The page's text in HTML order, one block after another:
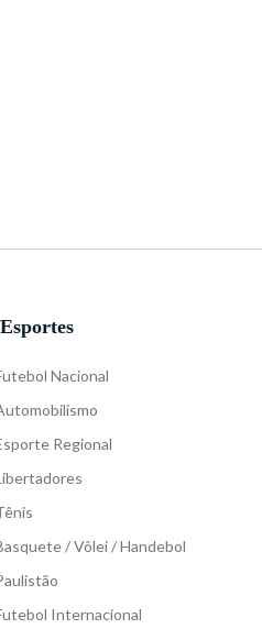
Nacional
Regional
/ Vôlei / Handebol
Internacional